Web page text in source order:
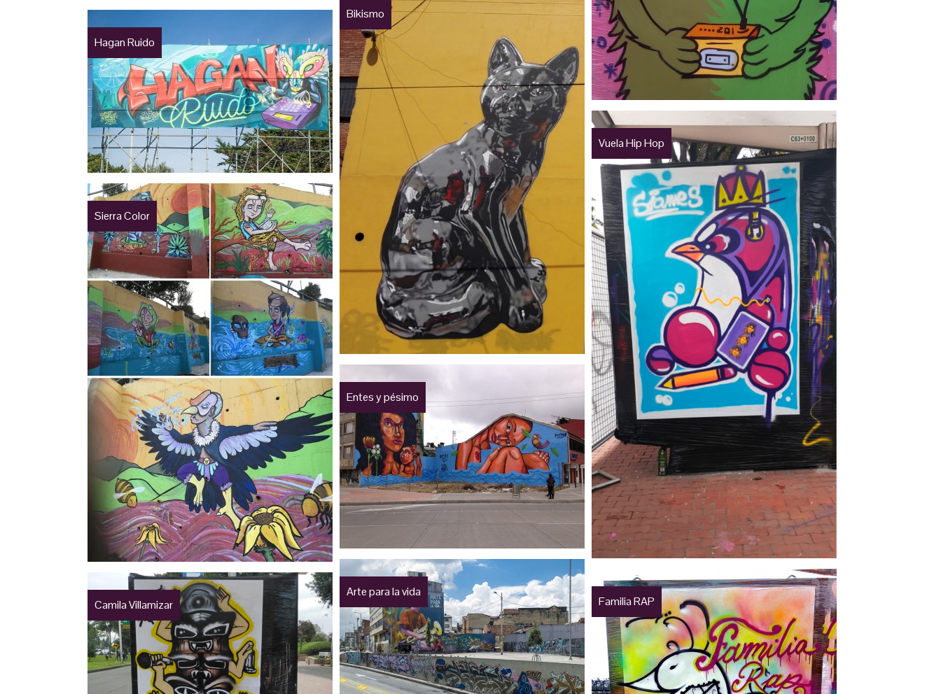
Bikismo
Hagan Ruido
Vuela Hip Hop
Sierra Color
Entes y pésimo
Arte para la vida
Familia RAP
Camila Villamizar